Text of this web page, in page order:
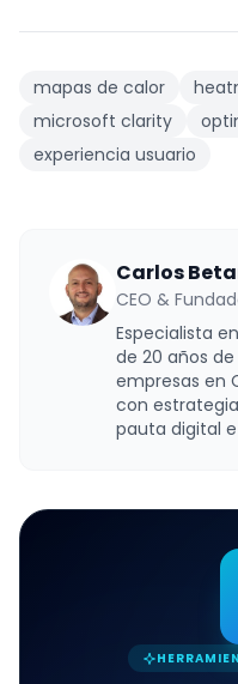
mapas de calor
microsoft clarity
experiencia usuario
Carlos
CEO &
Especialista
de 20 años
empresas en
con
pauta digital